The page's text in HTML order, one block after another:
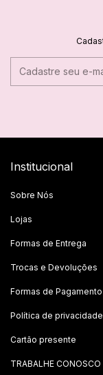
Institucional
Sobre Nós
Lojas
Formas de Entrega
Trocas e Devoluções
Formas de Pagamento
Política de privacidade
Cartão presente
TRABALHE CONOSCO